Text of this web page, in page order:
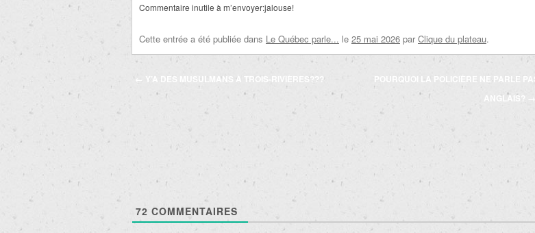
Commentaire inutile à m’envoyer:jalouse!
Cette entrée a été publiée dans Le Québec parle... le 25 mai 2026 par Clique du plateau.
Navigation
des
← Y’A DES MUSULMANS À TROIS-RIVIÈRES???
POURQUOI LA POLICIÈRE NE PARLE PAS
ANGLAIS? →
72 COMMENTAIRES